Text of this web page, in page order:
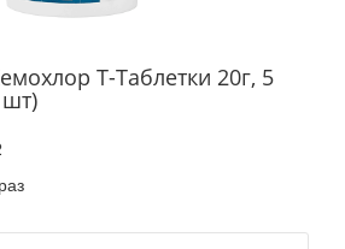
Т-Таблетки 20г, 5
шт)